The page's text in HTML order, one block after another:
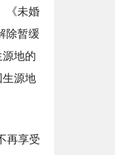
《未婚
除暂缓
地的
生源地
再享受